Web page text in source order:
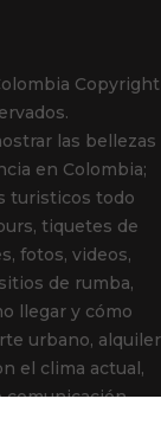
Copyright
las bellezas
en Colombia;
turisticos todo
tiquetes de
fotos, videos,
de rumba,
llegar y cómo
urbano, alquiler
el clima actual,
comunicación,